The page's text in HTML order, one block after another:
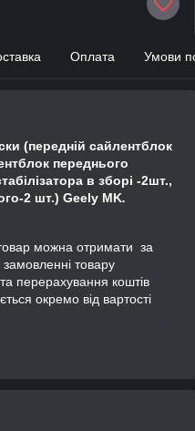
Оплата Умови
(передній сайлентблок
переднього
в зборі -2шт.,
2 шт.) Geely MK.
можна отримати за
товару
перерахування коштів
окремо від вартості